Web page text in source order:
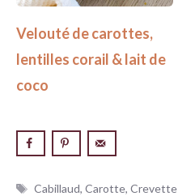
Velouté de carottes,
lentilles corail & lait de
coco
Étiquettes
Cabillaud,Carotte,Crevette